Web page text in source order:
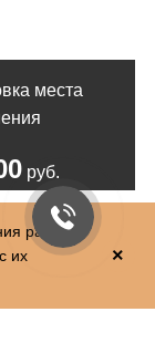
места
руб.
работы
их
×